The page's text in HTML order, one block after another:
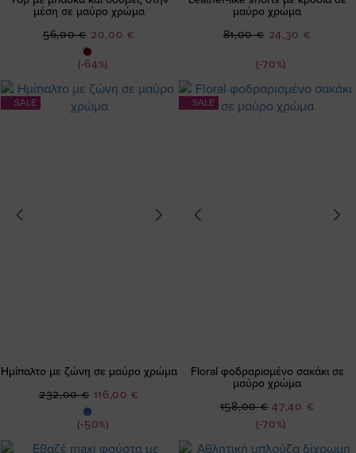
μέση σε μαύρο χρώμα
(-64%)
Ειδική
Τιμή
20,00 €
56,00 €
μαύρο χρώμα
(-70%)
Ειδική
24,30 €
81,00 €
SALE
Ημίπαλτο με ζώνη σε μαύρο χρώμα
(-50%)
Ειδική
116,00 €
232,00 €
SALE
Floral φοδραρισμένο σακάκι σε
μαύρο χρώμα
(-70%)
Ειδική
Τιμή
47,40 €
158,00 €